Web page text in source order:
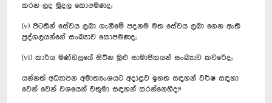
කරන ලද මුදල කොපමණද;
(v) පිටතින් සේවය ලබා ගැනීමේ පදනම මත සේවය ලබා ගෙන ඇති
පුද්ගලයන්ගේ සංඛ්‍යාව කොපමණද;
(vi) කාර්ය මණ්ඩලයේ සිටින මුළු සාමාජිකයන් සංඛ්‍යාව කවරේද;
යන්නත් අධ්‍යාපන අමාත්‍යංශයට අදාළව ඉහත සඳහන් වර්ෂ සඳහා
වෙන් වෙන් වශයෙන් එතුමා සඳහන් කරන්නෙහිද?